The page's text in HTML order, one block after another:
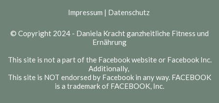
Impressum | Datenschutz
© Copyright 2024 - Daniela Kracht ganzheitliche Fitness und
Ernährung
This site is not a part of the Facebook website or Facebook Inc.
Additionally,
This site is NOT endorsed by Facebook in any way. FACEBOOK
is a trademark of FACEBOOK, Inc.